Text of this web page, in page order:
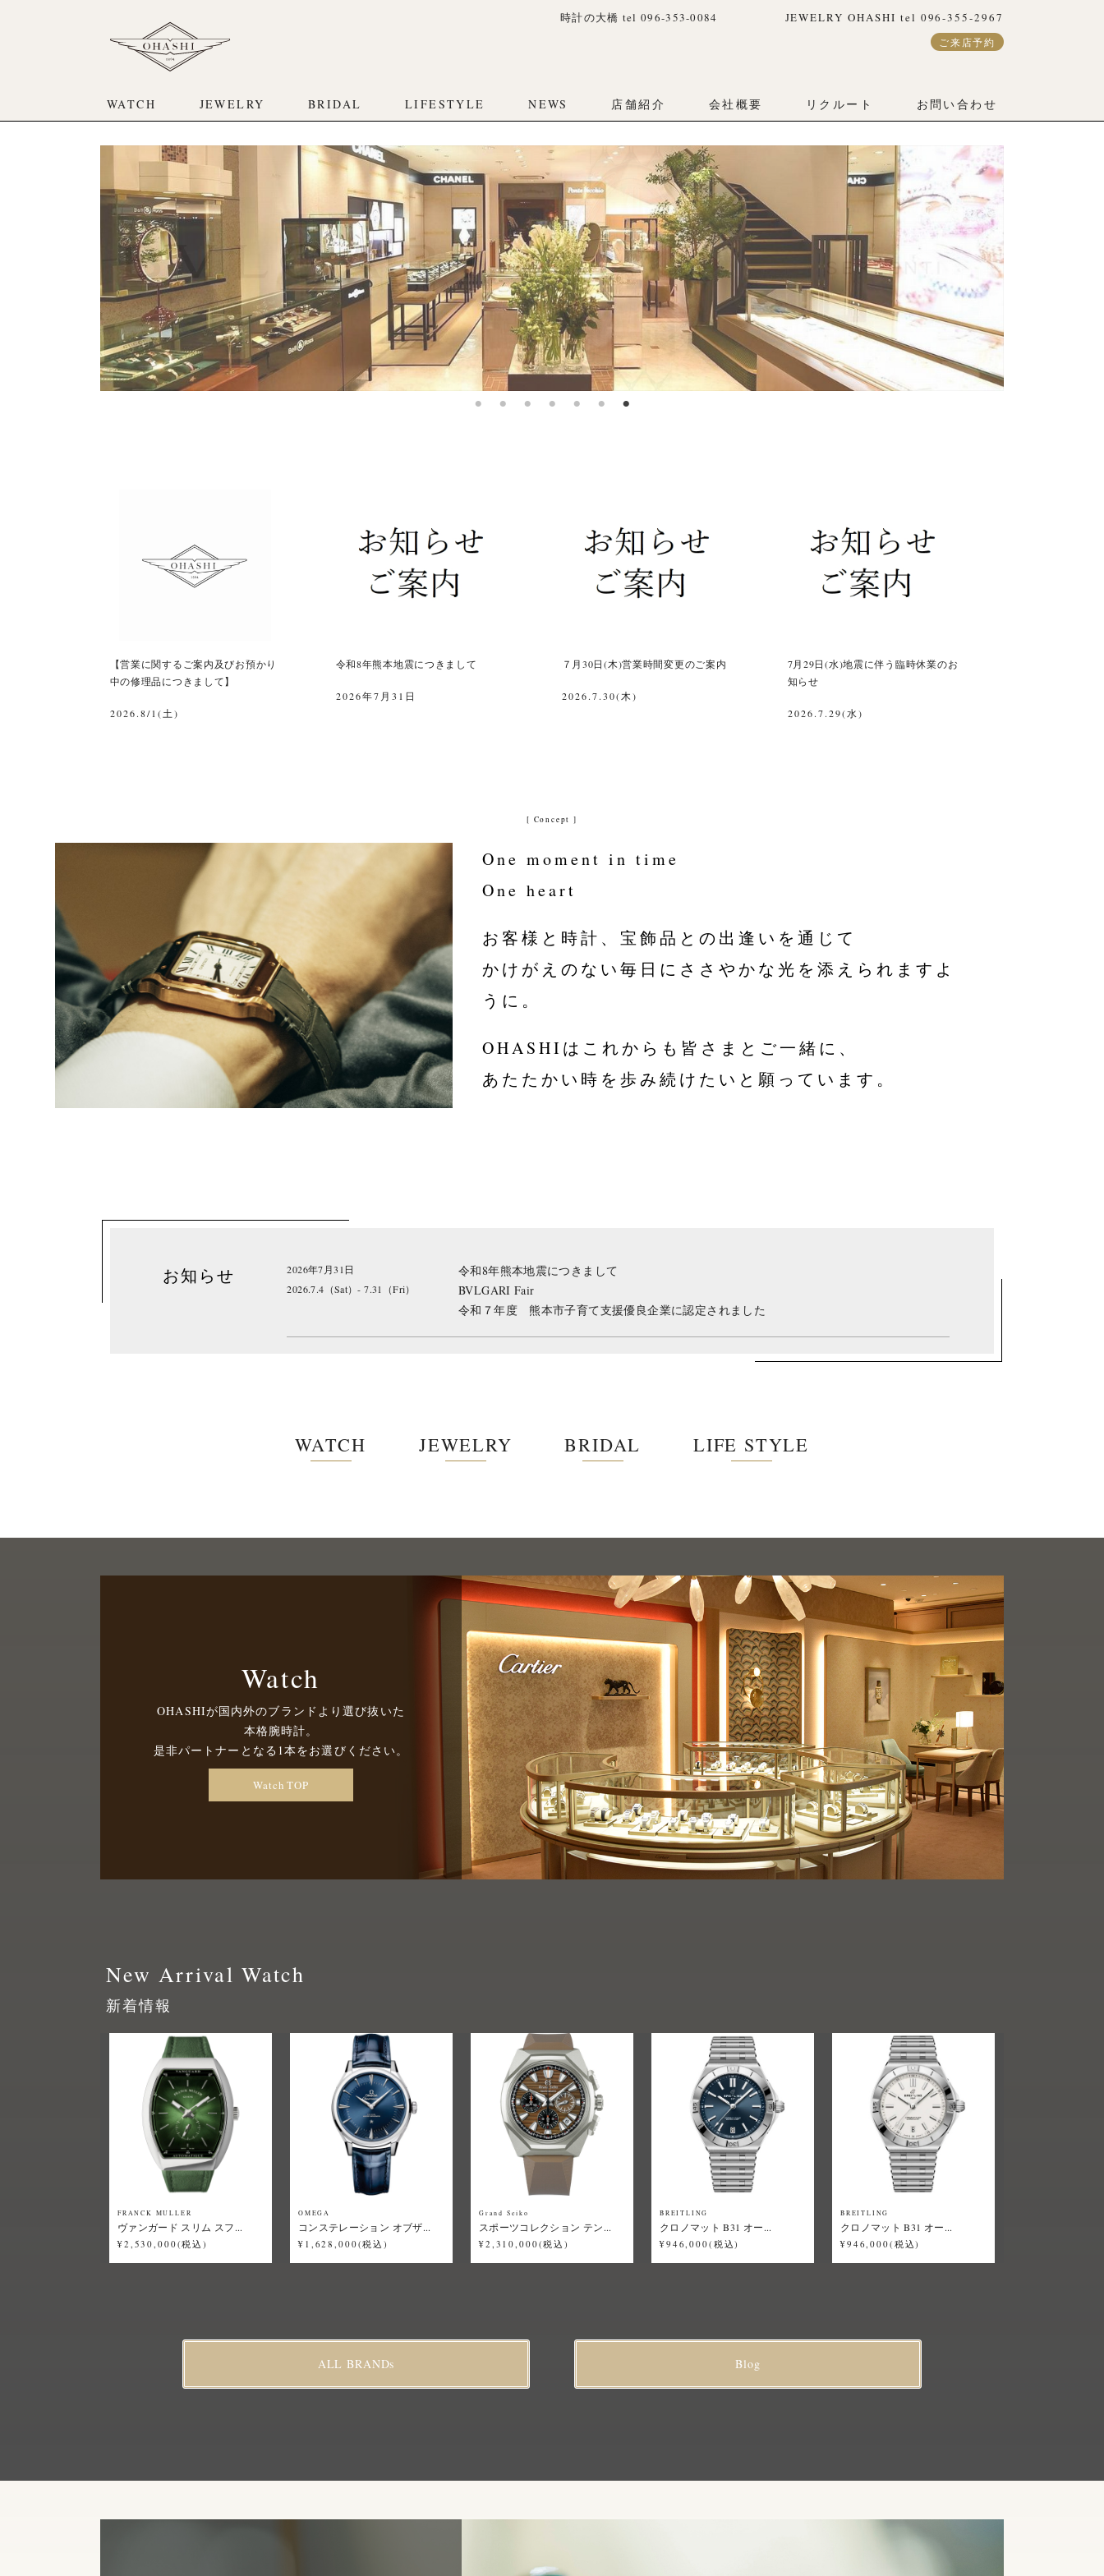
時計の大橋 tel 096-353-0084 JEWELRY OHASHI tel 096-355-2967
ご来店予約
WATCH JEWELRY BRIDAL LIFESTYLE NEWS 店舗紹介 会社概要 リクルート お問い合わせ
【営業に関するご案内及びお預かり
中の修理品につきまして】
2026.8/1(土)
令和8年熊本地震につきまして
2026年7月31日
７月30日(木)営業時間変更のご案内
2026.7.30(木)
7月29日(水)地震に伴う臨時休業のお
知らせ
2026.7.29(水)
[ Concept ]
One moment in time
One heart
お客様と時計、宝飾品との出逢いを通じて
かけがえのない毎日にささやかな光を添えられますよ
うに。
OHASHIはこれからも皆さまとご一緒に、
あたたかい時を歩み続けたいと願っています。
お知らせ 2026年7月31日 令和8年熊本地震につきまして
2026.7.4（Sat）- 7.31（Fri）
BVLGARI Fair
令和７年度 熊本市子育て支援優良企業に認定されました
WATCH JEWELRY BRIDAL LIFE STYLE
Watch
OHASHIが国内外のブランドより選び抜いた
本格腕時計。
是非パートナーとなる1本をお選びください。
Watch TOP
New Arrival Watch
新着情報
FRANCK MULLER
ヴァンガード スリム スフ...
¥2,530,000(税込)
OMEGA
コンステレーション オブザ...
¥1,628,000(税込)
Grand Seiko
スポーツコレクション テン...
¥2,310,000(税込)
BREITLING
クロノマット B31 オー...
¥946,000(税込)
BREITLING
クロノマット B31 オー...
¥946,000(税込)
ALL BRANDs Blog